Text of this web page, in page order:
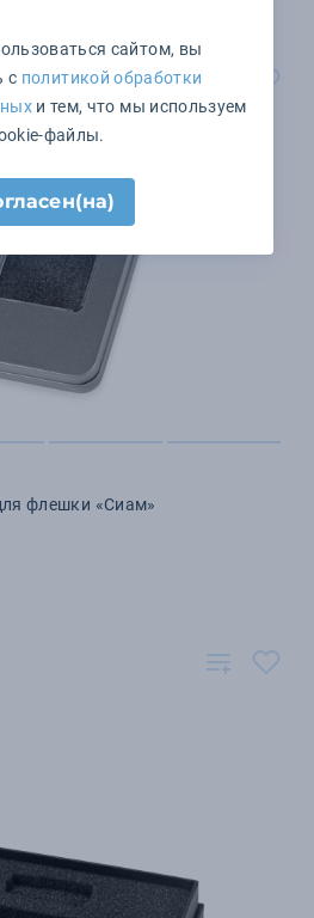
флешки «Сиам»
сайтом, вы
с политикой обработки
и тем, что мы используем
файлы.